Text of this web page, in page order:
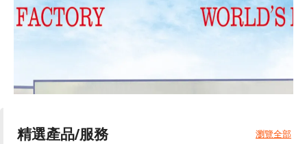
精選產品/服務 瀏覽全部